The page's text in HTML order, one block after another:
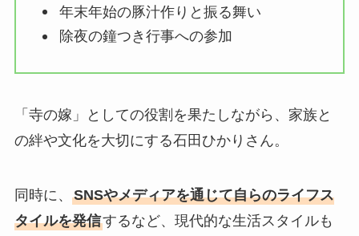
年末年始の豚汁作りと振る舞い
除夜の鐘つき行事への参加
「寺の嫁」としての役割を果たしながら、家族と
の絆や文化を大切にする石田ひかりさん。
同時に、 SNSやメディアを通じて自らのライフス
タイルを発信するなど、現代的な生活スタイルも